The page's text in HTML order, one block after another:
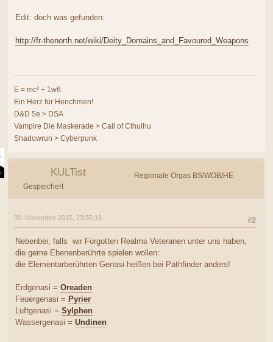
Edit: doch was gefunden:
http://fr-thenorth.net/wiki/Deity_Domains_and_Favoured_Weapons
E = mc² + 1w6
Ein Herz für Henchmen!
D&D 5e > DSA
Vampire Die Maskerade > Call of Cthulhu
Shadowrun > Cyberpunk
KULTist
Regionale Orgas BS/WOB/HE
Gespeichert
#2
30. November 2015, 23:55:16
Nebenbei, falls wir Forgotten Realms Veteranen unter uns haben,
die gerne Ebenenberührte spielen wollen:
die Elementarberührten Genasi heißen bei Pathfinder anders!
Erdgenasi = Oreaden
Feuergenasi = Pyrier
Luftgenasi = Sylphen
Wassergenasi = Undinen